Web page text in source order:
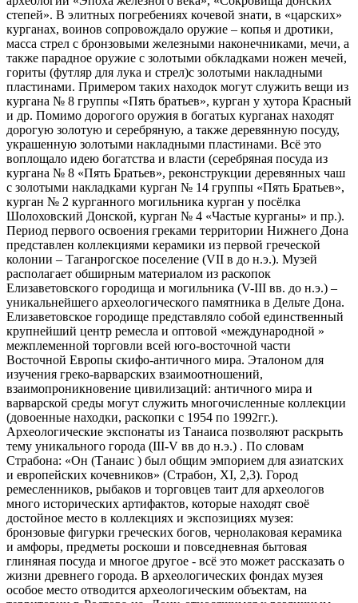
степей». В элитных погребениях кочевой знати, в «царских»
курганах, воинов сопровождало оружие – копья и дротики,
масса стрел с бронзовыми железными наконечниками, мечи, а
также парадное оружие с золотыми обкладками ножен мечей,
гориты (футляр для лука и стрел)с золотыми накладными
пластинами. Примером таких находок могут служить вещи из
кургана № 8 группы «Пять братьев», курган у хутора Красный
и др. Помимо дорогого оружия в богатых курганах находят
дорогую золотую и серебряную, а также деревянную посуду,
украшенную золотыми накладными пластинами. Всё это
воплощало идею богатства и власти (серебряная посуда из
кургана № 8 «Пять Братьев», реконструкции деревянных чаш
с золотыми накладками курган № 14 группы «Пять Братьев»,
курган № 2 курганного могильника курган у посёлка
Шолоховский Донской, курган № 4 «Частые курганы» и пр.).
Период первого освоения греками территории Нижнего Дона
представлен коллекциями керамики из первой греческой
колонии – Таганрогское поселение (VII в до н.э.). Музей
располагает обширным материалом из раскопок
Елизаветовского городища и могильника (V-III вв. до н.э.) –
уникальнейшего археологического памятника в Дельте Дона.
Елизаветовское городище представляло собой единственный
крупнейший центр ремесла и оптовой «международной »
межплеменной торговли всей юго-восточной части
Восточной Европы скифо-античного мира. Эталоном для
изучения греко-варварских взаимоотношений,
взаимопроникновение цивилизаций: античного мира и
варварской среды могут служить многочисленные коллекции
(довоенные находки, раскопки с 1954 по 1992гг.).
Археологические экспонаты из Танаиса позволяют раскрыть
тему уникального города (III-V вв до н.э.) . По словам
Страбона: «Он (Танаис ) был общим эмпорием для азиатских
и европейских кочевников» (Страбон, ХI, 2,3). Город
ремесленников, рыбаков и торговцев таит для археологов
много исторических артифактов, которые находят своё
достойное место в коллекциях и экспозициях музея:
бронзовые фигурки греческих богов, чернолаковая керамика
и амфоры, предметы роскоши и повседневная бытовая
глиняная посуда и многое другое - всё это может рассказать о
жизни древнего города. В археологических фондах музея
особое место отводится археологическим объектам, на